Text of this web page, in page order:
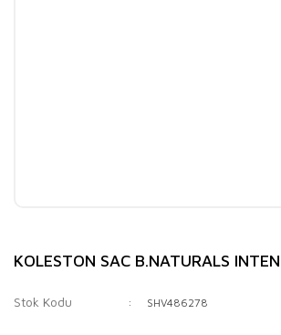
KOLESTON SAC B.NATURALS
Stok Kodu SHV486278